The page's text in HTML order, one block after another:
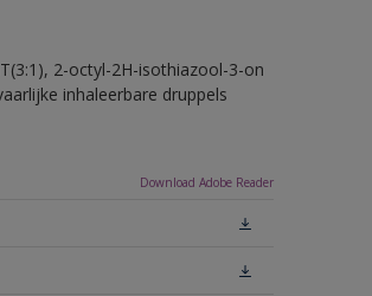
2-octyl-2H-isothiazool-3-on
inhaleerbare druppels
Download Adobe Reader